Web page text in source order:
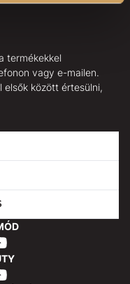
termékekkel
vagy e-mailen.
elsők között értesülni,